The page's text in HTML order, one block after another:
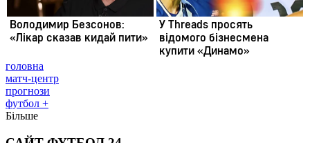
головна
матч-центр
прогнози
футбол +
Більше